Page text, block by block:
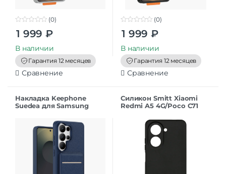
t
o
f
5
(0)
1 999 ₽
В наличии
Гарантия 12 месяцев
Сравнение
t
o
f
5
(0)
1 999 ₽
В наличии
Гарантия 12 месяцев
Сравнение
Накладка Keephone
Suedea для Samsung
Силикон Smitt Xiaomi
Redmi A5 4G/Poco C71